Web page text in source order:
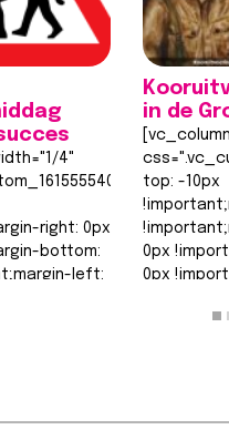
4"
right: 0px
bottom:
left:
in de
top: -10px
0px
0px